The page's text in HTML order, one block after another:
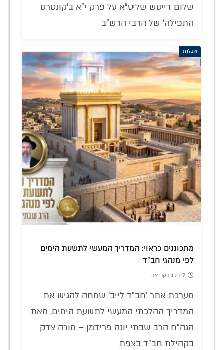
שלום דייטש שליט"א על פרק י"א ב'קונטרס
התפילה' של הרבי הרש"ב
אבלות
מתכוננים כראוי: המדריך המעשי לתשעת הימים
לפי מנהגי חב"ד
7 דקות קריאה
מערכת אתר 'חב"ד לייב' שמחה להגיש את
המדריך ההלכתי המעשי לתשעת הימים, מאת
הגה"ח הרב שבתי יונה פרידמן – מורה צדק
בקהילת חב"ד בצפת